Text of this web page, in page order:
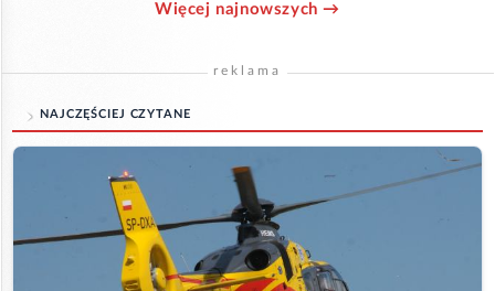
Więcej najnowszych →
reklama
NAJCZĘŚCIEJ CZYTANE